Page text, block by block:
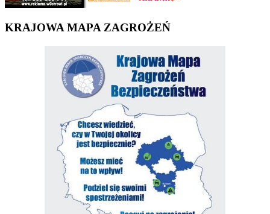
KRAJOWA MAPA ZAGROŻEŃ